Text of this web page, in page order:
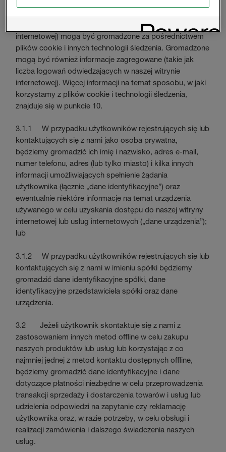
ilość czasu spędzonego na przeglądaniu witryny
internetowej) mogą być gromadzone za pośrednictwem
plików cookie i innych technologii śledzenia. Gromadzone
mogą być również informacje zagregowane (takie jak
liczba logowań odwiedzających w naszej witrynie
internetowej). Więcej informacji na temat sposobu, w jaki
korzystamy z plików cookie i technologii śledzenia,
znajduje się w punkcie 10.
3.1.1 W przypadku użytkowników rejestrujących się lub
kontaktujących się z nami jako osoba prywatna,
będziemy gromadzić ich imię i nazwisko, adres e-mail,
numer telefonu, adres (lub tylko miasto) i kilka innych
informacji umożliwiających spełnienie żądania
użytkownika (łącznie „dane identyfikacyjne”) oraz
ewentualnie niektóre informacje na temat urządzenia
używanego w celu uzyskania dostępu do naszej witryny
internetowej lub usług internetowych („dane urządzenia”);
lub
3.1.2 W przypadku użytkowników rejestrujących się lub
kontaktujących się z nami w imieniu spółki będziemy
gromadzić dane identyfikacyjne spółki, dane
identyfikacyjne przedstawiciela spółki oraz dane
urządzenia.
3.2 Jeżeli użytkownik skontaktuje się z nami z
zastosowaniem innych metod offline w celu zakupu
naszych produktów lub usług lub korzystając z co
najmniej jednej z metod kontaktu dostępnych offline,
będziemy gromadzić dane identyfikacyjne i dane
dotyczące płatności niezbędne w celu przeprowadzenia
transakcji sprzedaży i dostarczenia towarów i usług lub
udzielenia odpowiedzi na zapytanie czy reklamację
użytkownika oraz, w razie potrzeby, w celu obsługi i
realizacji zamówienia i dalszego świadczenia naszych
usług.